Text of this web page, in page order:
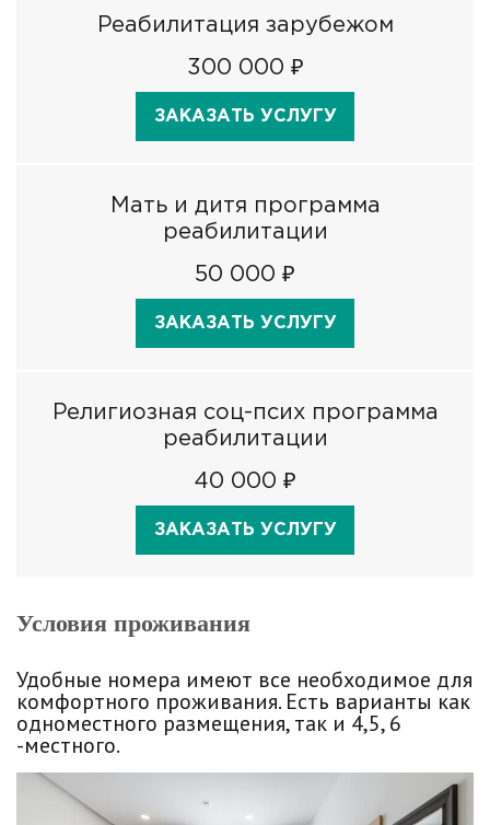
Реабилитация зарубежом
300 000 ₽
ЗАКАЗАТЬ УСЛУГУ
Мать и дитя программа
реабилитации
50 000 ₽
ЗАКАЗАТЬ УСЛУГУ
Религиозная соц-псих программа
реабилитации
40 000 ₽
ЗАКАЗАТЬ УСЛУГУ
Условия проживания
Удобные номера имеют все необходимое для
комфортного проживания. Есть варианты как
одноместного размещения, так и 4,5, 6
-местного.